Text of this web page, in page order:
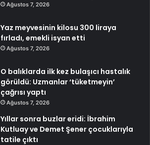
Ağustos 7, 2026
Yaz meyvesinin kilosu 300 liraya
fırladı, emekli isyan etti
Ağustos 7, 2026
O balıklarda ilk kez bulaşıcı hastalık
görüldü: Uzmanlar ‘tüketmeyin’
çağrısı yaptı
Ağustos 7, 2026
Yıllar sonra buzlar eridi: İbrahim
Kutluay ve Demet Şener çocuklarıyla
tatile çıktı